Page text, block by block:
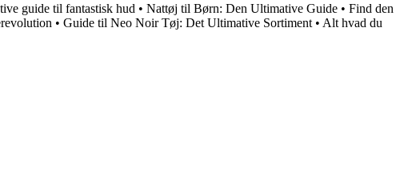
guide til fantastisk hud • Nattøj til Børn: Den Ultimative Guide • Find den
• Guide til Neo Noir Tøj: Det Ultimative Sortiment • Alt hvad du